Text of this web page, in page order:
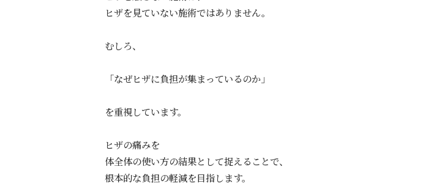
ヒザを見ていない施術ではありません。
むしろ、
「なぜヒザに負担が集まっているのか」
を重視しています。
ヒザの痛みを
体全体の使い方の結果として捉えることで、
根本的な負担の軽減を目指します。